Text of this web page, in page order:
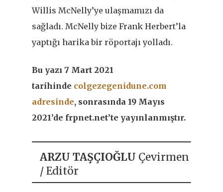
Willis McNelly’ye ulaşmamızı da
sağladı. McNelly bize Frank Herbert’la
yaptığı harika bir röportajı yolladı.
Bu yazı 7 Mart 2021
tarihinde colgezegenidune.com
adresinde, sonrasında 19 Mayıs
2021’de frpnet.net’te yayınlanmıştır.
ARZU TAŞÇIOĞLU Çevirmen
/ Editör